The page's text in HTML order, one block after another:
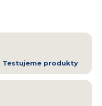
Testujeme produkty